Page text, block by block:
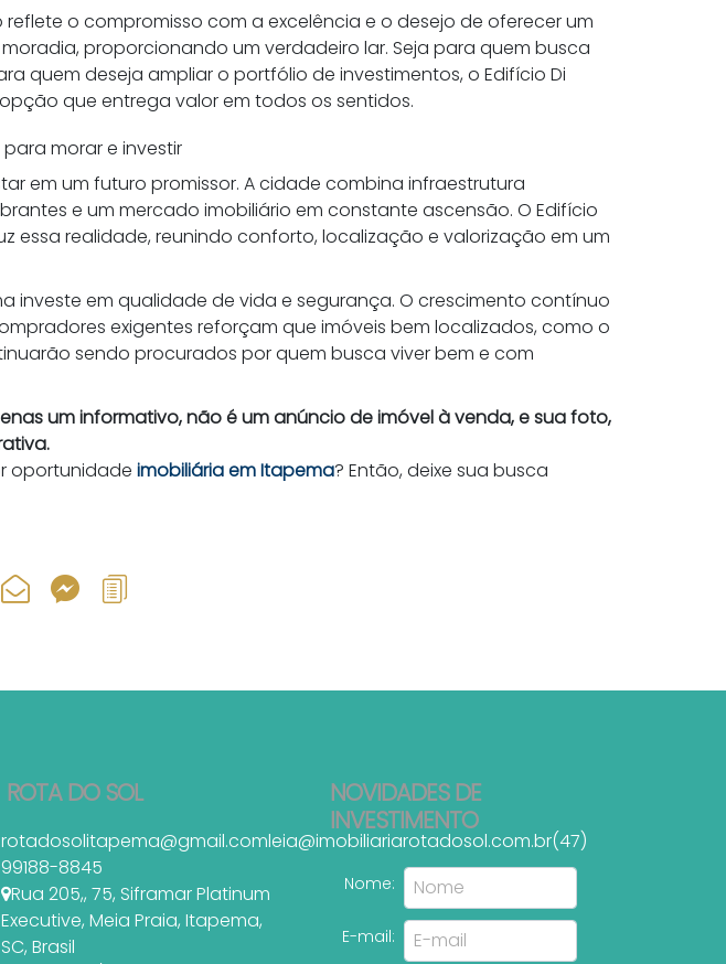
o compromisso com a excelência e o desejo de oferecer um
proporcionando um verdadeiro lar. Seja para quem busca
quem deseja ampliar o portfólio de investimentos, o Edifício Di
que entrega valor em todos os sentidos.
morar e investir
em um futuro promissor. A cidade combina infraestrutura
e um mercado imobiliário em constante ascensão. O Edifício
essa realidade, reunindo conforto, localização e valorização em um
investe em qualidade de vida e segurança. O crescimento contínuo
exigentes reforçam que imóveis bem localizados, como o
sendo procurados por quem busca viver bem e com
um informativo, não é um anúncio de imóvel à venda, e sua foto,
oportunidade imobiliária em Itapema? Então, deixe sua busca
ROTA DO SOL
rotadosolitapema@gmail.comleia@imobiliariarotadosol.com.br(47)
99188-8845
Rua 205,, 75, Siframar Platinum
Executive, Meia Praia, Itapema,
SC, Brasil
NOVIDADES DE
INVESTIMENTO
Nome:
E-mail: